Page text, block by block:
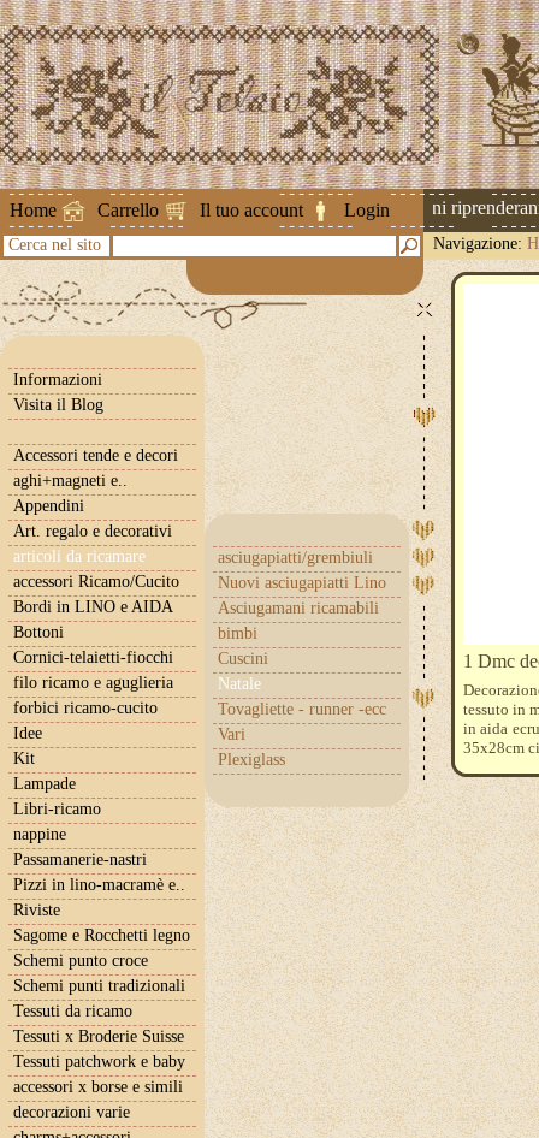
Home Carrello Il tuo account Login
Attenzione ! Le spedizioni
Cerca nel sito Navigazione:
Informazioni
Visita il Blog
Accessori tende e decori
aghi+magneti e..
Appendini
Art. regalo e decorativi
articoli da ricamare
asciugapiatti/grembiuli
Nuovi asciugapiatti Lino
Asciugamani ricamabili
bimbi
Cuscini
Natale
Tovagliette - runner -ecc
Vari
Plexiglass
accessori Ricamo/Cucito
Bordi in LINO e AIDA
Bottoni
Cornici-telaietti-fiocchi
filo ricamo e aguglieria
forbici ricamo-cucito
Idee
Kit
Lampade
Libri-ricamo
nappine
Passamanerie-nastri
Pizzi in lino-macramè e..
Riviste
Sagome e Rocchetti legno
Schemi punto croce
Schemi punti tradizionali
Tessuti da ricamo
Tessuti x Broderie Suisse
Tessuti patchwork e baby
accessori x borse e simili
decorazioni varie
1 Dmc
tessuto in
in aida
35x28cm